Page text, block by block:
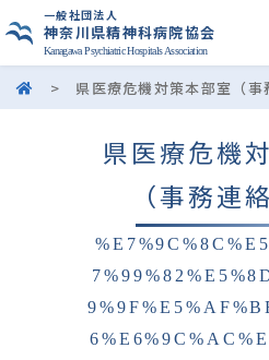
一般社団法人
神奈川県精神科病院協会
Kanagawa Psychiatric Hospitals Association
> 県医療危機対策本部室（事
県医療危機
（事務連